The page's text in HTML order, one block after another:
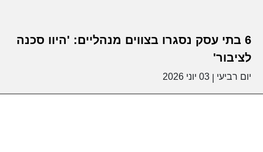
6 בתי עסק נסגרו בצווים מנהליים: 'היוו סכנה
לציבור'
יום רביעי 03 יוני 2026